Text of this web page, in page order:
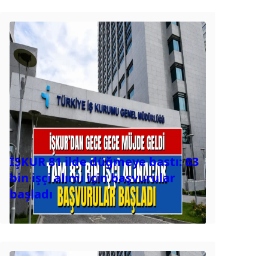
İŞKUR 81 ilde düğmeye bastı: 83
bin işçi alımı için başvurular
başladı